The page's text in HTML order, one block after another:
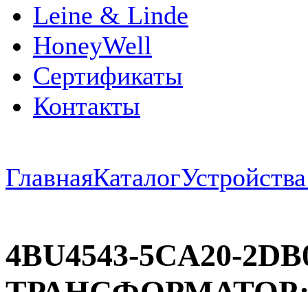
Leine & Linde
HoneyWell
Сертификаты
Контакты
ГлавнаяКаталог
4BU4543-5CA20-